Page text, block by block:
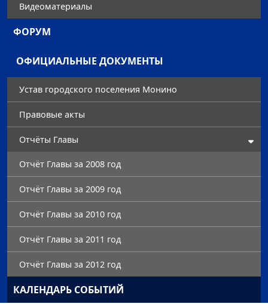
Видеоматериалы
ФОРУМ
ОФИЦИАЛЬНЫЕ ДОКУМЕНТЫ
Устав городского поселения Монино
Правовые акты
Отчёты Главы
Отчёт Главы за 2008 год
Отчёт Главы за 2009 год
Отчёт Главы за 2010 год
Отчёт Главы за 2011 год
Отчёт Главы за 2012 год
КАЛЕНДАРЬ СОБЫТИЙ